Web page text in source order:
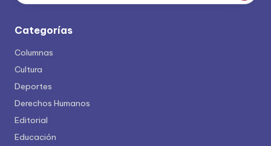
Categorías
Columnas
Cultura
Deportes
Derechos Humanos
Editorial
Educación